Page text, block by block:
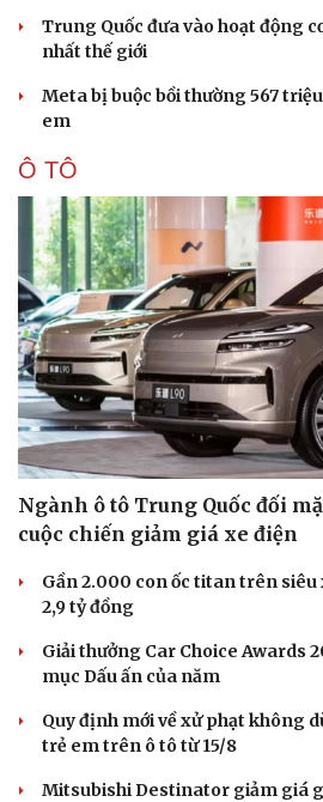
Sức khỏe
Dinh dưỡng - món ngon
Cây thuốc
Nhi khoa
Nam khoa
Phòng mạch online
Ăn sạch sống khỏe
Đời
Blog
Trung Quốc đưa vào hoạt động
nhất thế giới
Meta bị buộc bồi thường 567
em
Ô TÔ
Ngành ô tô Trung Quốc đối
cuộc chiến giảm giá xe điện
Gần 2.000 con ốc titan trên siêu
2,9 tỷ đồng
Giải thưởng Car Choice Awards
mục Dấu ấn của năm
Quy định mới về xử phạt không
trẻ em trên ô tô từ 15/8
Mitsubishi Destinator giảm giá